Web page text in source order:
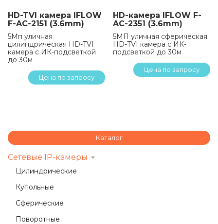
HD-TVI камера IFLOW
F-AC-2151 (3.6mm)
5Мп уличная
цилиндрическая HD-TVI
камера с ИК-подсветкой
до 30м
Цена по запросу
HD-камера IFLOW F-
AC-2351 (3.6mm)
5МП уличная сферическая
HD-TVI камера с ИК-
подсветкой до 30м
Цена по запросу
Каталог
Сетевые IP-камеры
Цилиндрические
Купольные
Сферические
Поворотные